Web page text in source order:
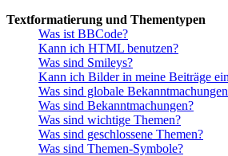
Textformatierung und Thementypen
Was ist BBCode?
Kann ich HTML benutzen?
Was sind Smileys?
Kann ich Bilder in meine Beiträge
Was sind globale
Was sind Bekanntmachungen?
Was sind wichtige Themen?
Was sind geschlossene Themen?
Was sind Themen-Symbole?